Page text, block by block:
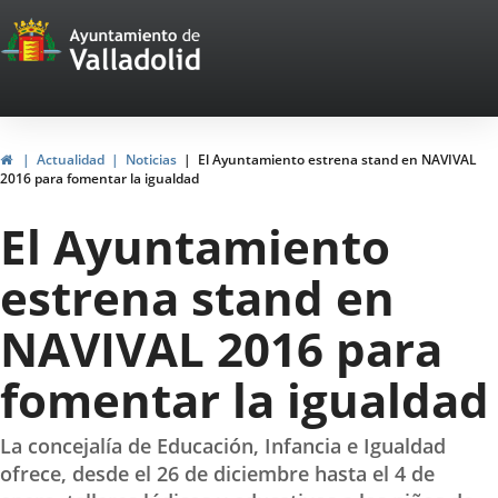
Portal
Web
del
Ayuntamiento
de
Valladolid
InicioActualidad Noticias
El Ayuntamiento estrena stand en NAVIVAL
2016 para fomentar la igualdad
El Ayuntamiento
estrena stand en
NAVIVAL 2016 para
fomentar la igualdad
La concejalía de Educación, Infancia e Igualdad
ofrece, desde el 26 de diciembre hasta el 4 de